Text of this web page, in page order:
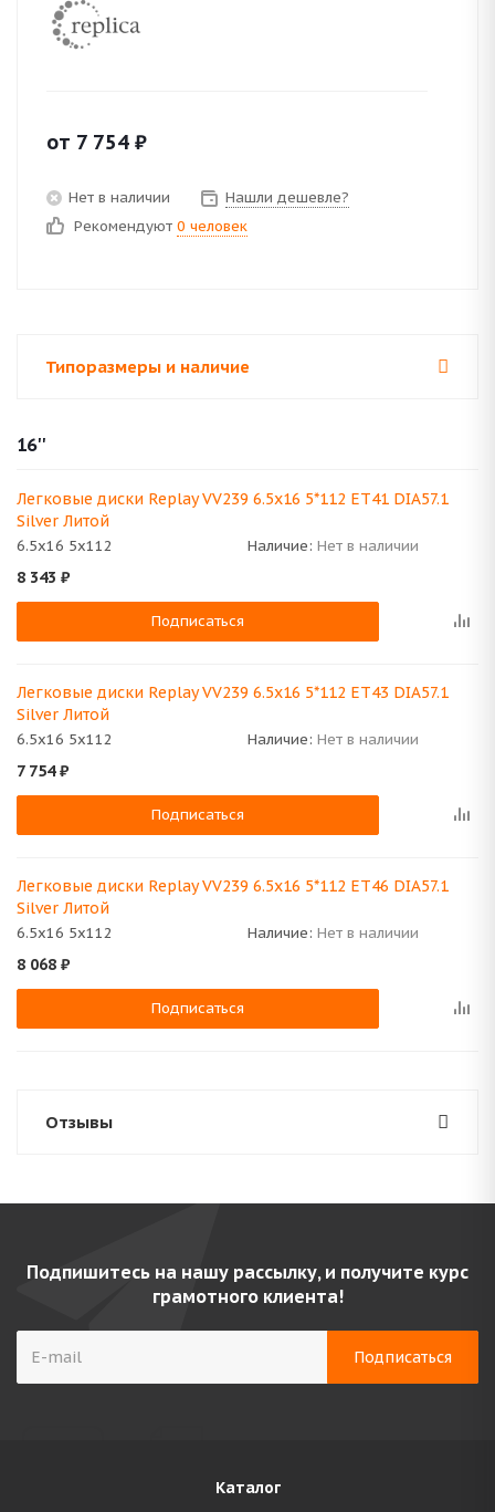
от 7 754 ₽
Нет в наличии
Нашли дешевле?
Рекомендуют 0 человек
Типоразмеры и наличие
16''
Легковые диски Replay VV239 6.5x16 5*112 ET41 DIA57.1
Silver Литой
6.5x16 5x112 Наличие: Нет в наличии
8 343 ₽
Подписаться
Легковые диски Replay VV239 6.5x16 5*112 ET43 DIA57.1
Silver Литой
6.5x16 5x112 Наличие: Нет в наличии
7 754₽
Подписаться
Легковые диски Replay VV239 6.5x16 5*112 ET46 DIA57.1
Silver Литой
6.5x16 5x112 Наличие: Нет в наличии
8 068 ₽
Подписаться
Отзывы
Подпишитесь на нашу рассылку, и получите курс
грамотного клиента!
Каталог